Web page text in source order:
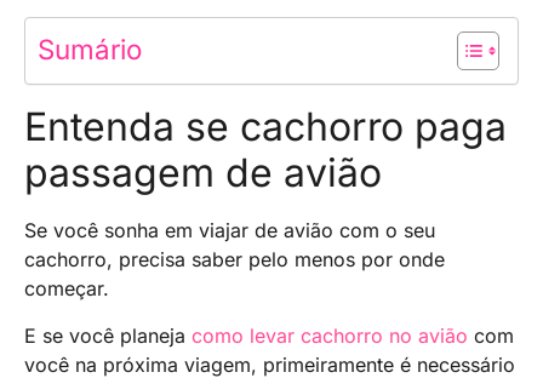
Sumário
Entenda se cachorro paga
passagem de avião
Se você sonha em viajar de avião com o seu
cachorro, precisa saber pelo menos por onde
começar.
E se você planeja como levar cachorro no avião com
você na próxima viagem, primeiramente é necessário